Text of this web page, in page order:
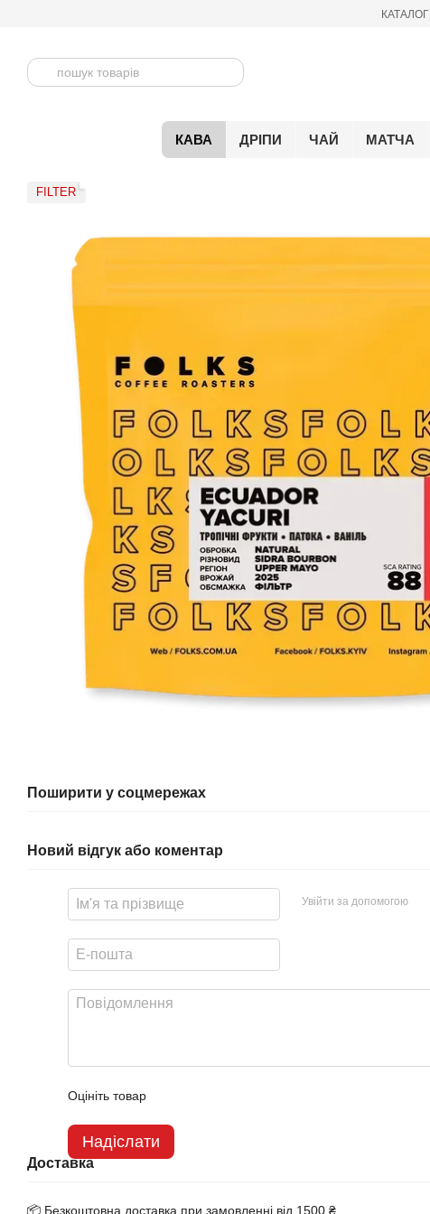
КАТАЛОГ
КАВА ДРІПИ ЧАЙ МАТЧА
FILTER
Поширити у соцмережах
Новий відгук або коментар
Увійти за допомогою
Оцініть товар
Надіслати
Доставка
📦 Безкоштовна доставка при замовленні від 1500 ₴